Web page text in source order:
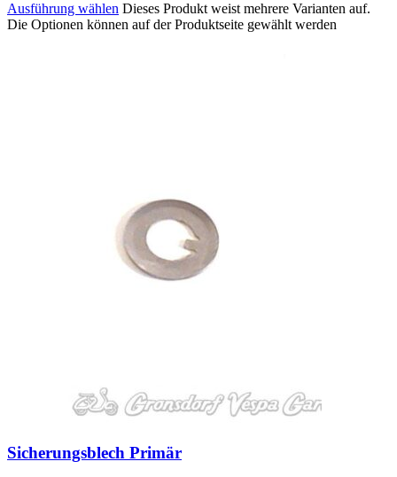
Ausführung wählen Dieses Produkt weist mehrere Varianten auf.
Die Optionen können auf der Produktseite gewählt werden
Sicherungsblech Primär